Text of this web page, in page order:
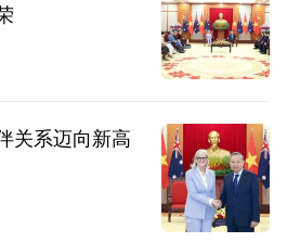
关系迈向新高